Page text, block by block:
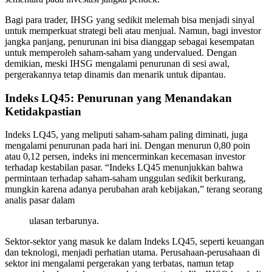
Bagi para trader, IHSG yang sedikit melemah bisa menjadi sinyal
untuk memperkuat strategi beli atau menjual. Namun, bagi investor
jangka panjang, penurunan ini bisa dianggap sebagai kesempatan
untuk memperoleh saham-saham yang undervalued. Dengan
demikian, meski IHSG mengalami penurunan di sesi awal,
pergerakannya tetap dinamis dan menarik untuk dipantau.
Indeks LQ45: Penurunan yang Menandakan
Ketidakpastian
Indeks LQ45, yang meliputi saham-saham paling diminati, juga
mengalami penurunan pada hari ini. Dengan menurun 0,80 poin
atau 0,12 persen, indeks ini mencerminkan kecemasan investor
terhadap kestabilan pasar. “Indeks LQ45 menunjukkan bahwa
permintaan terhadap saham-saham unggulan sedikit berkurang,
mungkin karena adanya perubahan arah kebijakan,” terang seorang
analis pasar dalam
ulasan terbarunya.
Sektor-sektor yang masuk ke dalam Indeks LQ45, seperti keuangan
dan teknologi, menjadi perhatian utama. Perusahaan-perusahaan di
sektor ini mengalami pergerakan yang terbatas, namun tetap